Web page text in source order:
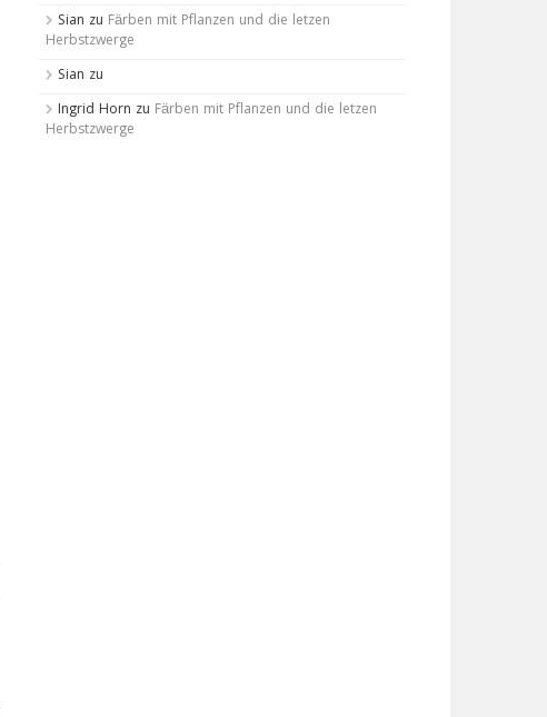
Sian zu Färben mit Pflanzen und die letzen
Herbstzwerge
Sian zu
Ingrid Horn zu Färben mit Pflanzen und die letzen
Herbstzwerge